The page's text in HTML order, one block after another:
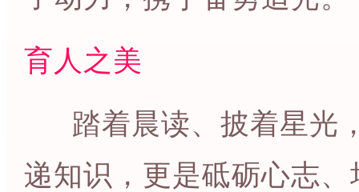
育人之美
踏着晨读、披着星光
递知识，更是砥砺心志